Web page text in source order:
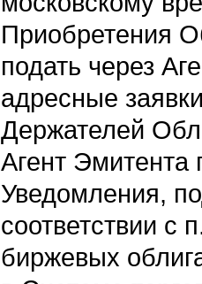
Приобретения
подать через
адресные
Держателей
Агент Эмитента
Уведомления,
соответствии с
биржевых